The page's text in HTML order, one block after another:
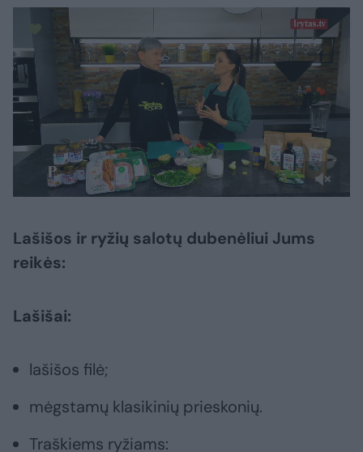
Lašišos ir ryžių salotų dubenėliui Jums
reikės:
Lašišai:
lašišos filė;
mėgstamų klasikinių prieskonių.
Traškiems ryžiams: